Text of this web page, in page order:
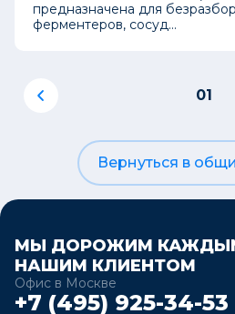
предназначена для
ферментеров, сосуд...
01
Вернуться в
МЫ ДОРОЖИМ
НАШИМ КЛИЕНТОМ
Офис в Москве
+7 (495) 925-34-53